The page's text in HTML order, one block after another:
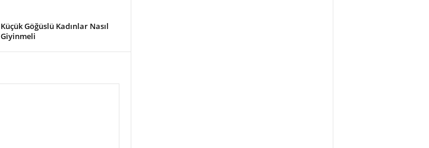
Küçük Göğüslü Kadınlar Nasıl
Giyinmeli